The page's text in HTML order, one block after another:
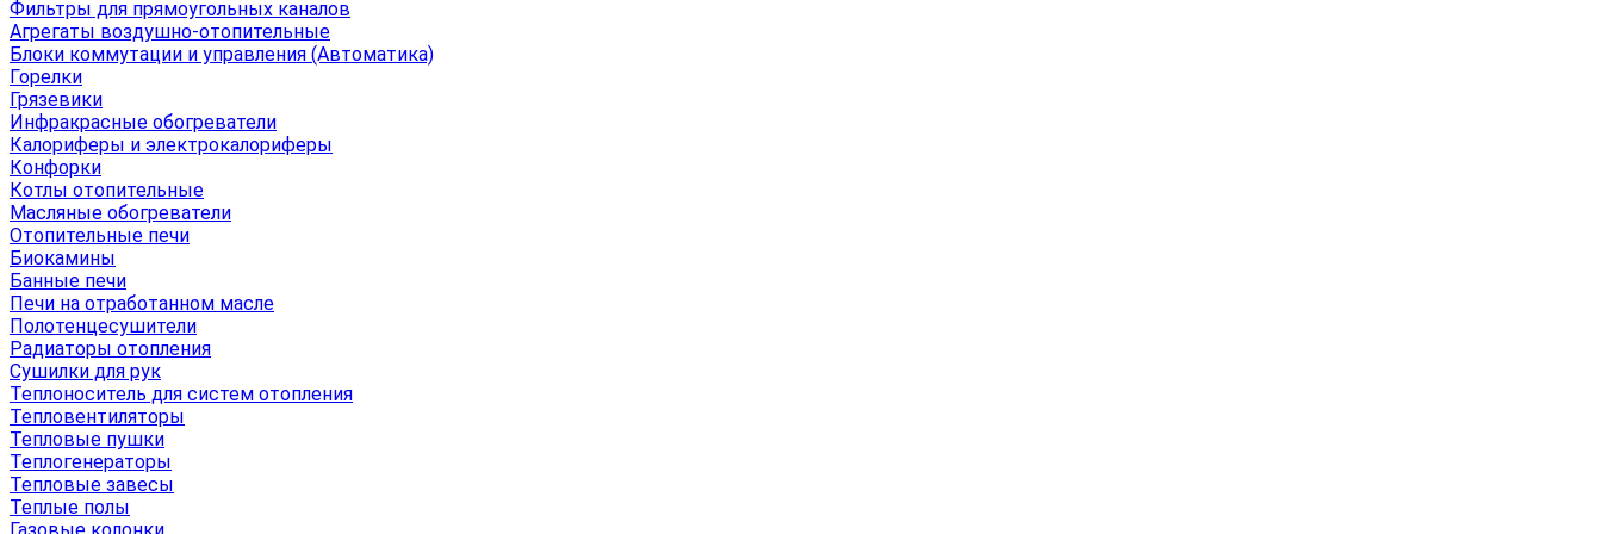
Фильтры для прямоугольных каналов
Агрегаты воздушно-отопительные
Блоки коммутации и управления (Автоматика)
Горелки
Грязевики
Инфракрасные обогреватели
Калориферы и электрокалориферы
Конфорки
Котлы отопительные
Масляные обогреватели
Отопительные печи
Биокамины
Банные печи
Печи на отработанном масле
Полотенцесушители
Радиаторы отопления
Сушилки для рук
Теплоноситель для систем отопления
Тепловентиляторы
Тепловые пушки
Теплогенераторы
Тепловые завесы
Теплые полы